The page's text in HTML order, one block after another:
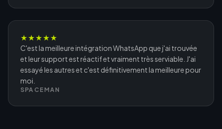
★★★★★
C'est la meilleure intégration WhatsApp que j'ai trouvée
et leur support est réactif et vraiment très serviable. J'ai
essayé les autres et c'est définitivement la meilleure pour
moi.
SPACEMAN